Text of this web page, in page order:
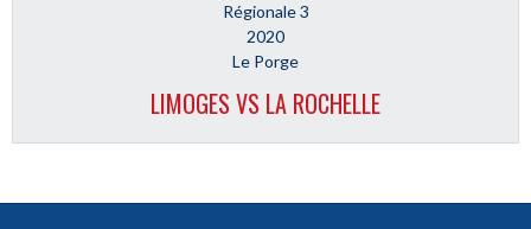
Régionale 3
2020
Le Porge
LIMOGES VS LA ROCHELLE